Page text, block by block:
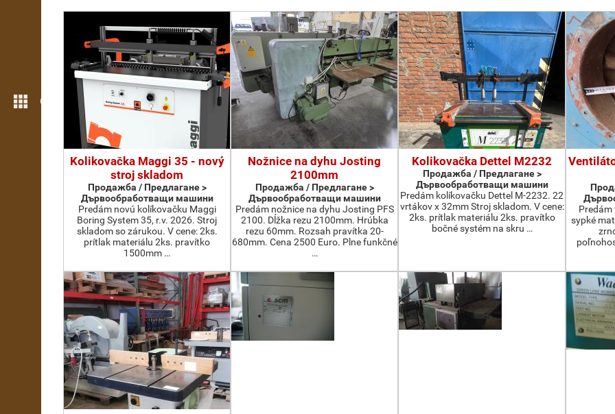
Още функции
Kolikovačka Maggi 35 - nový
stroj skladom
Продажба / Предлагане >
Дървообработващи машини
Predám novú kolíkovačku Maggi
Boring System 35, r.v. 2026. Stroj
skladom so zárukou. V cene: 2ks.
prítlak materiálu 2ks. pravítko
1500mm …
Nožnice na dyhu Josting
2100mm
Продажба / Предлагане >
Дървообработващи машини
Predám nožnice na dyhu Josting PFS
2100. Dĺžka rezu 2100mm. Hrúbka
rezu 60mm. Rozsah pravítka 20-
680mm. Cena 2500 Euro. Plne funkčné
…
Kolikovačka Dettel M2232
Продажба / Предлагане >
Дървообработващи машини
Predám kolíkovačku Dettel M-2232. 22
vrtákov x 32mm Stroj skladom. V cene:
2ks. prítlak materiálu 2ks. pravítko
bočné systém na skru …
sypké